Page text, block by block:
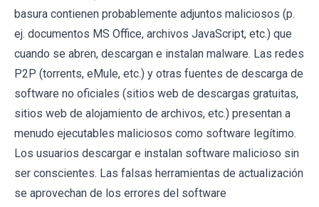
basura contienen probablemente adjuntos maliciosos (p.
ej. documentos MS Office, archivos JavaScript, etc.) que
cuando se abren, descargan e instalan malware. Las redes
P2P (torrents, eMule, etc.) y otras fuentes de descarga de
software no oficiales (sitios web de descargas gratuitas,
sitios web de alojamiento de archivos, etc.) presentan a
menudo ejecutables maliciosos como software legítimo.
Los usuarios descargar e instalan software malicioso sin
ser conscientes. Las falsas herramientas de actualización
se aprovechan de los errores del software